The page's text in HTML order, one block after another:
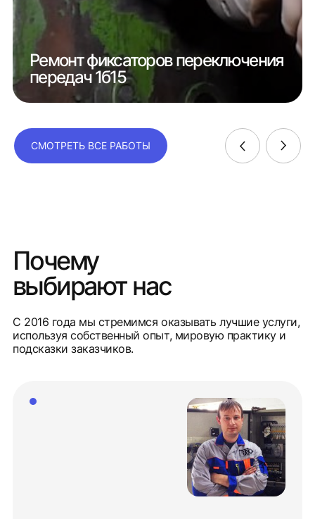
Ремонт фиксаторов переключения
передач 1б15
СМОТРЕТЬ ВСЕ РАБОТЫ
Почему
выбирают нас
С 2016 года мы стремимся оказывать лучшие услуги,
используя собственный опыт, мировую практику и
подсказки заказчиков.